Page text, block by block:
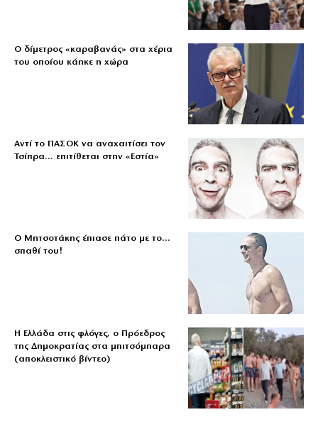
Ο δίμετρος «καραβανάς» στα χέρια
του οποίου κάηκε η χώρα
Αντί το ΠΑΣΟΚ να αναχαιτίσει τον
Τσίπρα… επιτίθεται στην «Εστία»
Ο Μητσοτάκης έπιασε πάτο με το…
σπαθί του!
Η Ελλάδα στις φλόγες, ο Πρόεδρος
της Δημοκρατίας στα μπιτσόμπαρα
(αποκλειστικό βίντεο)